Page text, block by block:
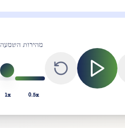
מהירות השמעה
0.5x
1x